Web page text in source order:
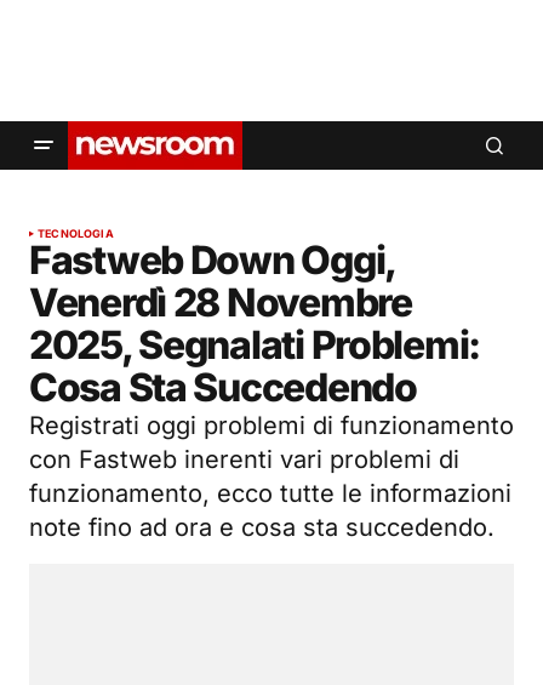
TECNOLOGIA
Fastweb Down Oggi,
Venerdì 28 Novembre
2025, Segnalati Problemi:
Cosa Sta Succedendo
Registrati oggi problemi di funzionamento
con Fastweb inerenti vari problemi di
funzionamento, ecco tutte le informazioni
note fino ad ora e cosa sta succedendo.